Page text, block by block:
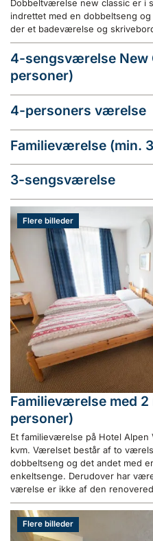
Dobbeltværelse new classic er i
indrettet med en dobbeltseng
der et badeværelse og
4-sengsværelse New
personer)
4-personers værelse
Familieværelse (min.
3-sengsværelse
Flere billeder
Familieværelse med 2
personer)
Et familieværelse på Hotel
kvm. Værelset består af to
dobbeltseng og det andet med
enkeltsenge. Derudover har
værelse er ikke af den
Flere billeder